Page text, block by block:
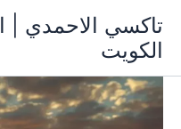
المحتوى
تاكسي الاحمدي
الكويت